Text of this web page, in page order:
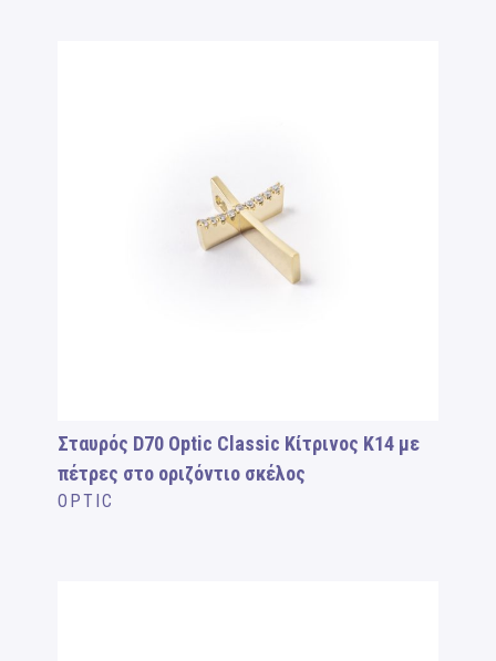
Σταυρός D70 Optic Classic Κίτρινος Κ14 με
πέτρες στο οριζόντιο σκέλος
OPTIC